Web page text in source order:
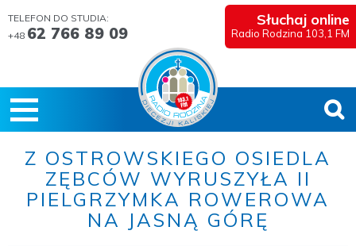
TELEFON DO STUDIA:
+48 62 766 89 09
Słuchaj online
Radio Rodzina 103,1 FM
Z OSTROWSKIEGO OSIEDLA
ZĘBCÓW WYRUSZYŁA II
PIELGRZYMKA ROWEROWA
NA JASNĄ GÓRĘ